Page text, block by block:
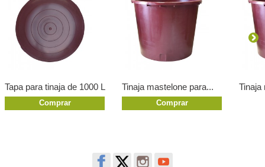
Tapa para tinaja de 1000 L
Comprar
Tinaja mastelone para...
Comprar
Tinaja